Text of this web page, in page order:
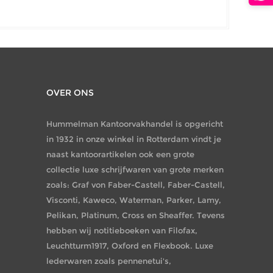
OVER ONS
Hummelman Kantoorvakhandel is opgericht
in 1932 in onze winkel in Rotterdam vindt je
naast kantoorartikelen ook een grote
collectie luxe schrijfwaren van grote merken
zoals: Graf von Faber-Castell, Faber-Castell,
Visconti, Kaweco, Waterman, Parker, Lamy,
Pelikan, Platinum, Cross en Sheaffer. Tevens
hebben wij notitieboeken van Filofax,
Leuchtturm1917, Oxford en Flexbook. Luxe
lederwaren zoals pennenetui's,